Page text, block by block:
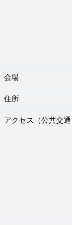
会場
住所
アクセス（公共交通